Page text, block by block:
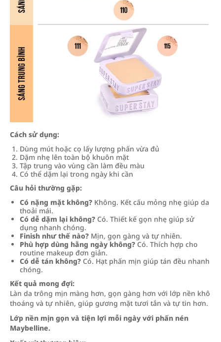
Cách sử dụng:
Dùng mút hoặc cọ lấy lượng phấn vừa đủ
Dặm nhẹ lên toàn bộ khuôn mặt
Tập trung vào vùng cần làm đều màu
Có thể dặm lại trong ngày khi cần
Câu hỏi thường gặp:
Có nặng mặt không? Không. Kết cấu mỏng nhẹ giúp da
thoải mái.
Có dễ dặm lại không? Có. Thiết kế gọn nhẹ giúp sử
dụng nhanh chóng.
Finish như thế nào? Mịn, gọn gàng và tự nhiên.
Phù hợp dùng hằng ngày không? Có. Thích hợp cho
routine makeup đơn giản.
Có dễ tán không? Có. Hạt phấn mịn giúp tán đều nhanh
chóng.
Kết quả mong đợi:
Làn da trông mịn màng hơn, gọn gàng hơn với lớp nền khô
thoáng và tự nhiên, giúp gương mặt tươi tắn và tự tin hơn.
Lớp nền mịn gọn và tiện lợi mỗi ngày với phấn nén
Maybelline.